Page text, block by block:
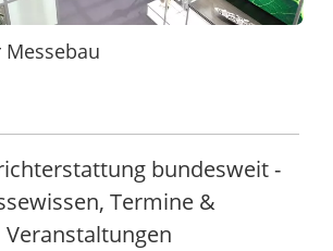
bundesweit -
Termine &
Veranstaltungen